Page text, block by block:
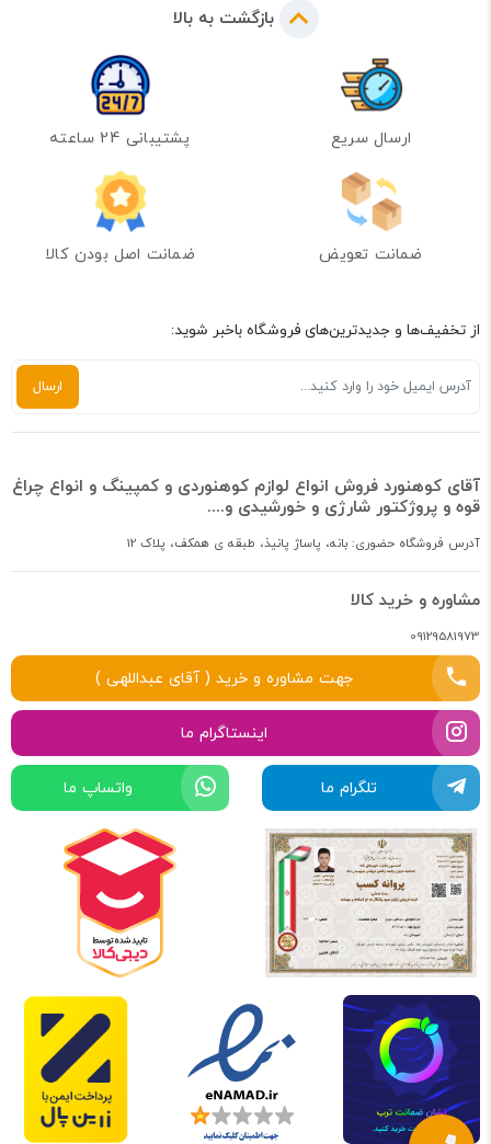
بازگشت به بالا
ارسال سریع پشتیبانی 24 ساعته
ضمانت تعویض ضمانت اصل بودن کالا
از تخفیف‌ها و جدیدترین‌های فروشگاه باخبر شوید:
آقای کوهنورد فروش انواع لوازم کوهنوردی و کمپینگ و انواع چراغ
قوه و پروژکتور شارژی و خورشیدی و....
آدرس فروشگاه حضوری: بانه، پاساژ پانیذ، طبقه ی همکف، پلاک 12
مشاوره و خرید کالا
09129581973
جهت مشاوره و خرید ( آقای عبداللهی )
اینستاگرام ما
تلگرام ما
واتساپ ما